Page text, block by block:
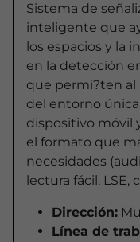
Sistema de
inteligente que
los espacios y la
en la detección
que permi?ten
del entorno
dispositivo móvil
el formato que
necesidades
lectura fácil,
Dirección:
Línea de